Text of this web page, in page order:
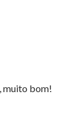
muito bom!